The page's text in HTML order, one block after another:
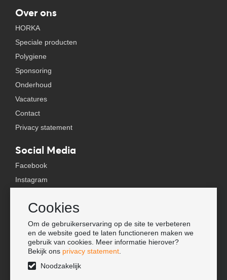
Cookies
Om de gebruikerservaring op de site te verbeteren
en de website goed te laten functioneren maken we
gebruik van cookies. Meer informatie hierover?
Bekijk ons privacy statement
Noodzakelijk
Over ons
HORKA
Speciale producten
Polygiene
Sponsoring
Onderhoud
Vacatures
Contact
Privacy statement
Social Media
Facebook
Instagram
TikTok
Tools
Lookbook
Nieuwe klant